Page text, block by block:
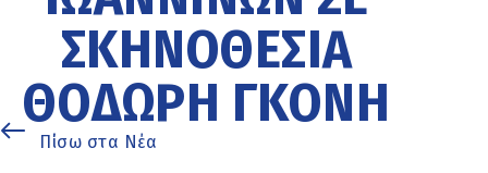
ΣΚΗΝΟΘΕΣΊΑ
ΘΟΔΩΡΉ ΓΚΌΝΗ
Πίσω στα Νέα